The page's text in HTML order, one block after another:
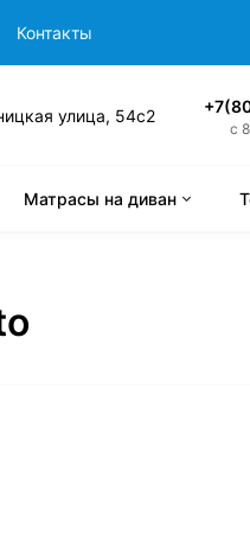
Контакты
улица, 54с2
с
Матрасы на диван